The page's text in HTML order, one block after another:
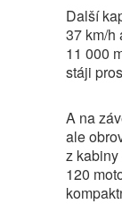
Další
37 km/h
11 000
stáji
A na
ale
z
120